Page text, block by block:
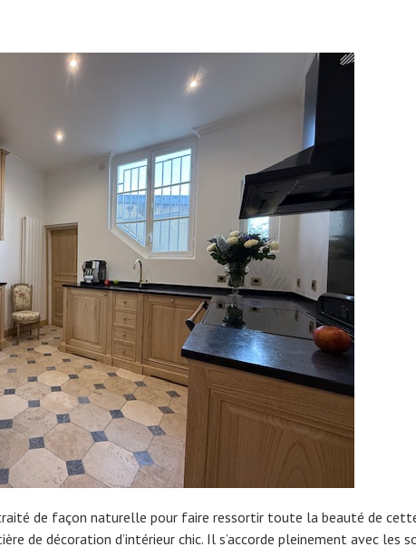
de façon naturelle pour faire ressortir toute la beauté de
de décoration d’intérieur chic. Il s’accorde pleinement avec les